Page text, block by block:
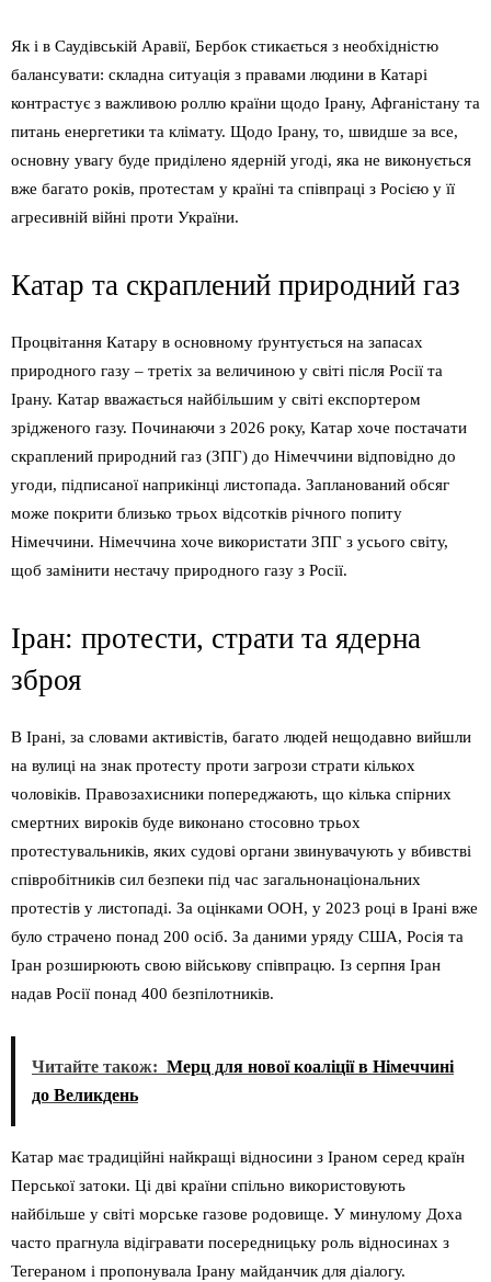
Як і в Саудівській Аравії, Бербок стикається з необхідністю
балансувати: складна ситуація з правами людини в Катарі
контрастує з важливою роллю країни щодо Ірану, Афганістану та
питань енергетики та клімату. Щодо Ірану, то, швидше за все,
основну увагу буде приділено ядерній угоді, яка не виконується
вже багато років, протестам у країні та співпраці з Росією у її
агресивній війні проти України.
Катар та скраплений природний газ
Процвітання Катару в основному ґрунтується на запасах
природного газу – третіх за величиною у світі після Росії та
Ірану. Катар вважається найбільшим у світі експортером
зрідженого газу. Починаючи з 2026 року, Катар хоче постачати
скраплений природний газ (ЗПГ) до Німеччини відповідно до
угоди, підписаної наприкінці листопада. Запланований обсяг
може покрити близько трьох відсотків річного попиту
Німеччини. Німеччина хоче використати ЗПГ з усього світу,
щоб замінити нестачу природного газу з Росії.
Іран: протести, страти та ядерна
зброя
В Ірані, за словами активістів, багато людей нещодавно вийшли
на вулиці на знак протесту проти загрози страти кількох
чоловіків. Правозахисники попереджають, що кілька спірних
смертних вироків буде виконано стосовно трьох
протестувальників, яких судові органи звинувачують у вбивстві
співробітників сил безпеки під час загальнонаціональних
протестів у листопаді. За оцінками ООН, у 2023 році в Ірані вже
було страчено понад 200 осіб. За даними уряду США, Росія та
Іран розширюють свою військову співпрацю. Із серпня Іран
надав Росії понад 400 безпілотників.
Читайте також: Мерц для нової коаліції в Німеччині
до Великдень
Катар має традиційні найкращі відносини з Іраном серед країн
Перської затоки. Ці дві країни спільно використовують
найбільше у світі морське газове родовище. У минулому Доха
часто прагнула відігравати посередницьку роль відносинах з
Тегераном і пропонувала Ірану майданчик для діалогу.